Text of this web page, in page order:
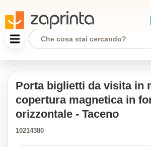
Porta biglietti da visita in
copertura magnetica in
orizzontale - Taceno
10214380